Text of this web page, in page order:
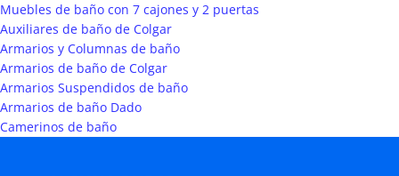
Muebles de baño con 7 cajones y 2 puertas
Auxiliares de baño de Colgar
Armarios y Columnas de baño
Armarios de baño de Colgar
Armarios Suspendidos de baño
Armarios de baño Dado
Camerinos de baño